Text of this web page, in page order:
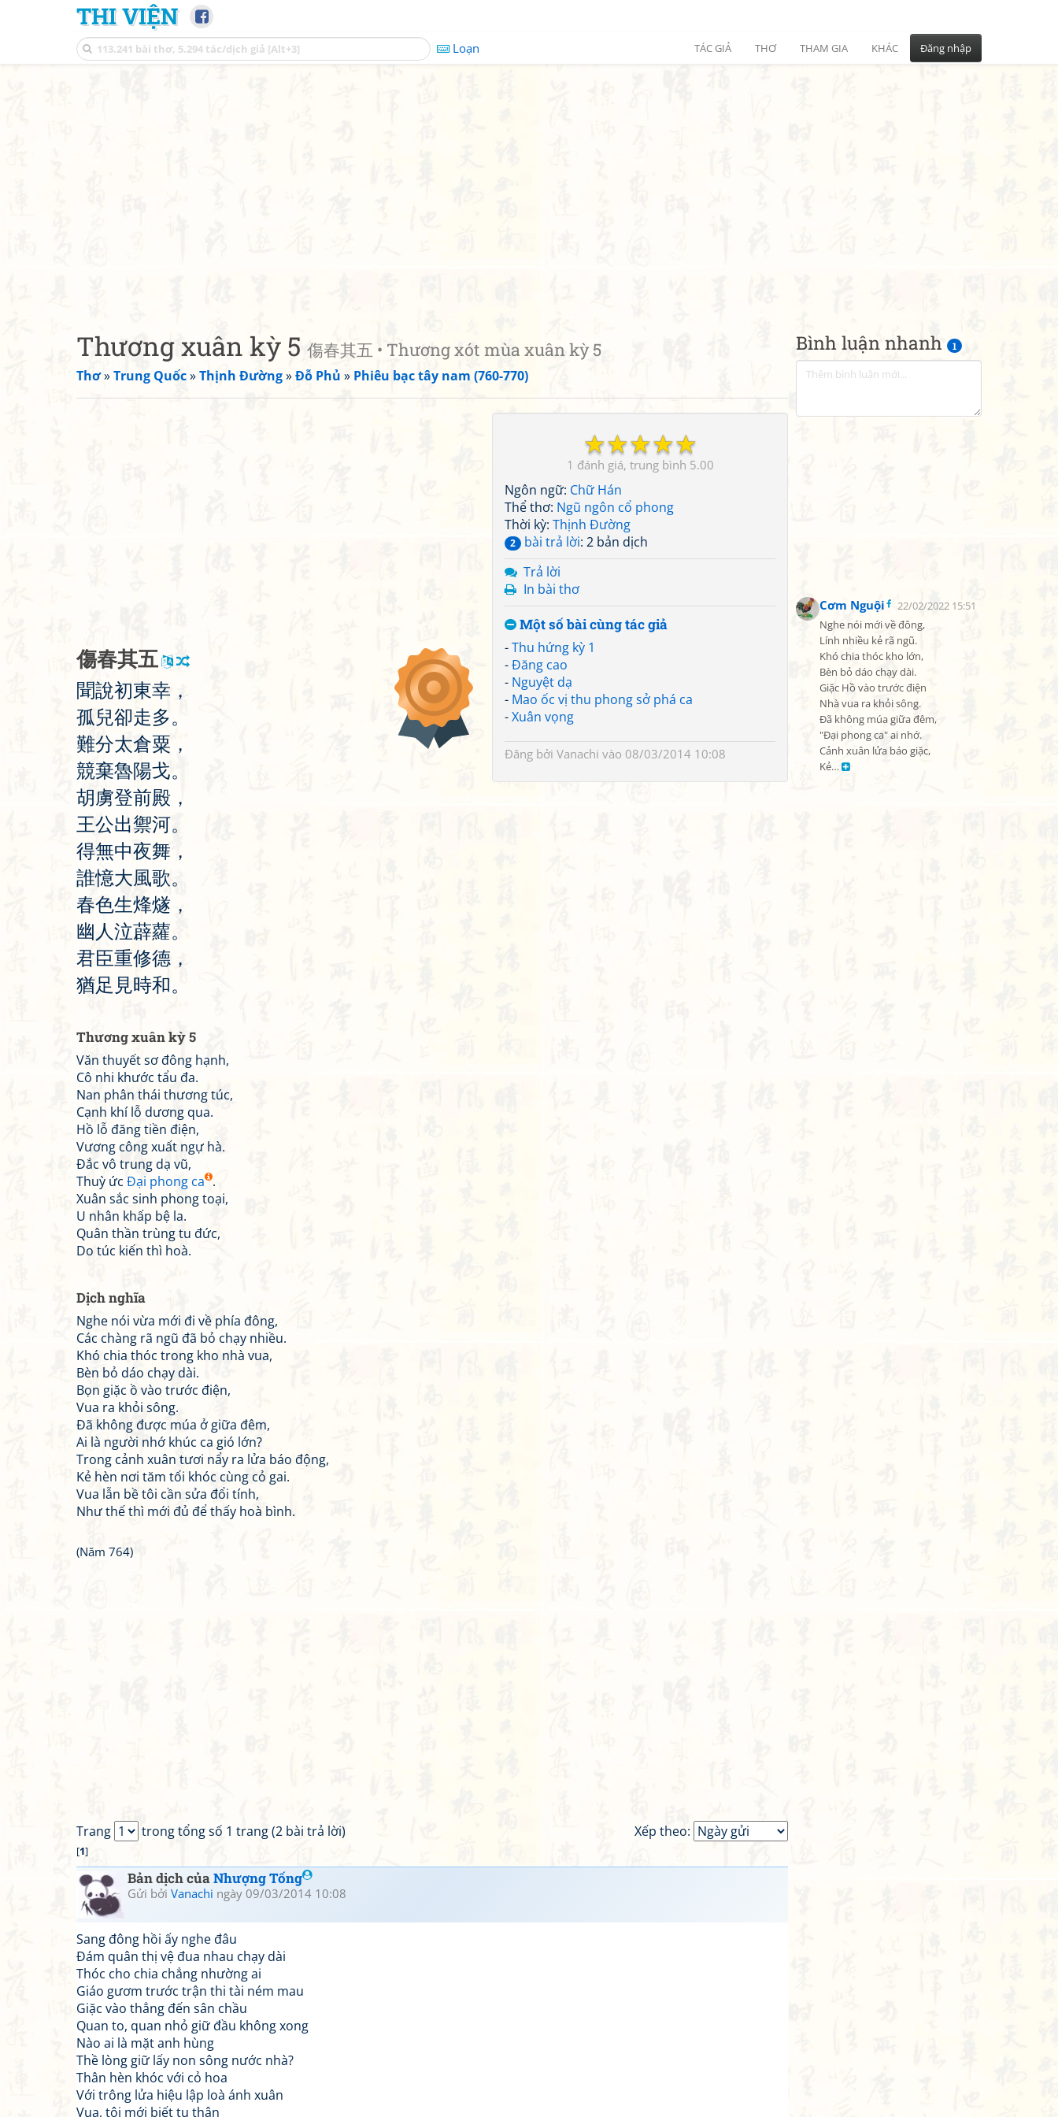
THI VIỆN
Loạn TÁC GIẢ THƠ THAM GIA KHÁC Đăng nhập
Bình luận nhanh 1
Cơm Nguội
22/02/2022 15:51
Nghe nói mới về đông,
Lính nhiều kẻ rã ngũ.
Khó chia thóc kho lớn,
Bèn bỏ dáo chạy dài.
Giặc Hồ vào trước điện
Nhà vua ra khỏi sông.
Đã không múa giữa đêm,
"Đại phong ca" ai nhớ.
Cảnh xuân lửa báo giặc,
Kẻ…
Thương xuân kỳ 5 傷春其五 • Thương xót mùa xuân kỳ 5
Thơ»Trung Quốc»Thịnh Đường»Đỗ Phủ » Phiêu bạc tây nam (760-770)
☆
☆
☆
☆
☆
1 5.00
Ngôn ngữ: Chữ Hán
Thể thơ: Ngũ ngôn cổ phong
Thời kỳ: Thịnh Đường
2 bài trả lời: 2 bản dịch
Trả lời
In bài thơ
Một số bài cùng tác giả
-Thu hứng kỳ 1
-Đăng cao
- Nguyệt dạ
- Mao ốc vị thu phong sở phá ca
-Xuân vọng
Đăng bởi Vanachi vào 08/03/2014 10:08
傷春其五
聞說初東幸 ，
孤兒卻走多。
難分太倉粟 ，
競棄魯陽戈。
胡虜登前殿 ，
王公出禦河。
得無中夜舞 ，
誰憶大風歌。
春色生烽燧 ，
幽 人泣薜蘿。
君臣重修德 ，
猶足 見時和。
Thương xuân kỳ 5
Văn thuyết sơ đông hạnh,
Cô nhi khước tẩu đa.
Nan phân thái thương túc,
Cạnh khí lỗ dương qua.
Hồ lỗ đăng tiền điện,
Vương công xuất ngự hà.
Đắc vô trung dạ vũ,
Thuỳ ức Đại phong ca .
Xuân sắc sinh phong toại,
U nhân khấp bệ la.
Quân thần trùng tu đức,
Do túc kiến thì hoà.
Dịch nghĩa
Nghe nói vừa mới đi về phía đông,
Các chàng rã ngũ đã bỏ chạy nhiều.
Khó chia thóc trong kho nhà vua,
Bèn bỏ dáo chạy dài.
Bọn giặc ồ vào trước điện,
Vua ra khỏi sông.
Đã không được múa ở giữa đêm,
Ai là người nhớ khúc ca gió lớn?
Trong cảnh xuân tươi nẩy ra lửa báo động,
Kẻ hèn nơi tăm tối khóc cùng cỏ gai.
Vua lẫn bề tôi cần sửa đổi tính,
Như thế thì mới đủ để thấy hoà bình.
(Năm 764)
Xếp theo:
Trang trong tổng số 1 trang (2 bài trả lời)
[1]
Bản dịch củaNhượng Tống
Gửi bởi Vanachi ngày 09/03/2014 10:08
Sang đông hồi ấy nghe đâu
Đám quân thị vệ đua nhau chạy dài
Thóc cho chia chẳng nhường ai
Giáo gươm trước trận thi tài ném mau
Giặc vào thẳng đến sân chầu
Quan to, quan nhỏ giữ đầu không xong
Nào ai là mặt anh hùng
Thề lòng giữ lấy non sông nước nhà?
Thân hèn khóc với cỏ hoa
Với trông lửa hiệu lập loà ánh xuân
Vua, tôi mới biết tu thân